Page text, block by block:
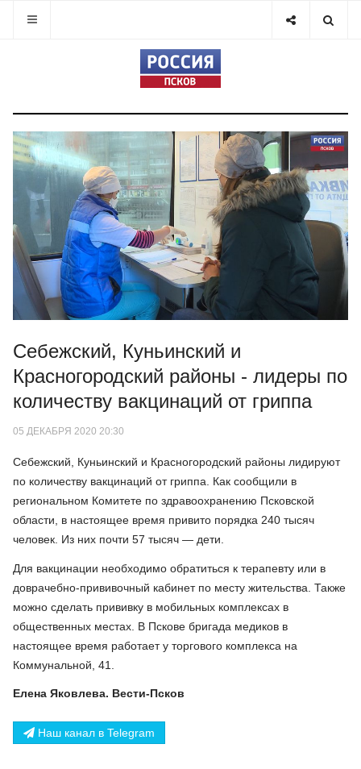
Себежский, Куньинский и
Красногородский районы - лидеры по
количеству вакцинаций от гриппа
05 ДЕКАБРЯ 2020 20:30
Себежский, Куньинский и Красногородский районы лидируют
по количеству вакцинаций от гриппа. Как сообщили в
региональном Комитете по здравоохранению Псковской
области, в настоящее время привито порядка 240 тысяч
человек. Из них почти 57 тысяч — дети.
Для вакцинации необходимо обратиться к терапевту или в
доврачебно-прививочный кабинет по месту жительства. Также
можно сделать прививку в мобильных комплексах в
общественных местах. В Пскове бригада медиков в
настоящее время работает у торгового комплекса на
Коммунальной, 41.
Елена Яковлева. Вести-Псков
Наш канал в Telegram